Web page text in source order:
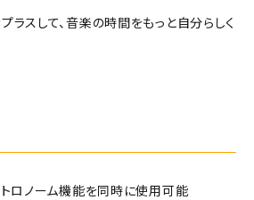
スして、音楽の時間をもっと自分らしく
トロノーム機能を同時に使用可能